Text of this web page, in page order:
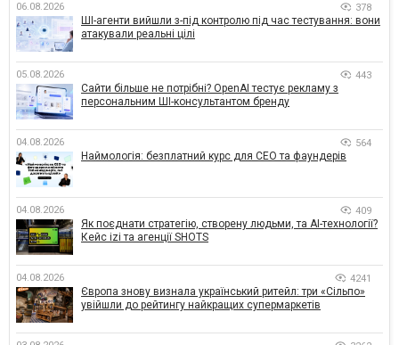
06.08.2026 378
ШІ-агенти вийшли з-під контролю під час тестування: вони
атакували реальні цілі
05.08.2026 443
Сайти більше не потрібні? OpenAI тестує рекламу з
персональним ШІ-консультантом бренду
04.08.2026 564
Наймологія: безплатний курс для CEO та фаундерів
04.08.2026 409
Як поєднати стратегію, створену людьми, та AI-технології?
Кейс izi та агенції SHOTS
04.08.2026 4241
Європа знову визнала український ритейл: три «Сільпо»
увійшли до рейтингу найкращих супермаркетів